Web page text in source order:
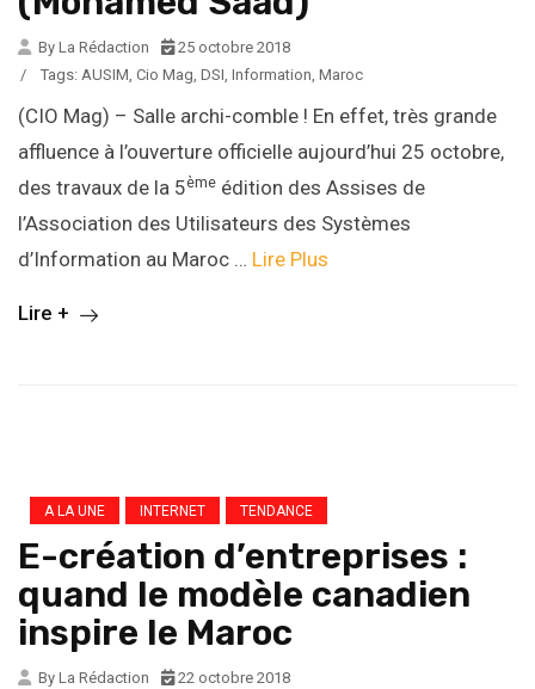
By La Rédaction
25 octobre 2018
/
Tags: AUSIM, Cio Mag, DSI, Information, Maroc
(CIO Mag) – Salle archi-comble ! En effet, très grande
affluence à l’ouverture officielle aujourd’hui 25 octobre,
des travaux de la 5ème édition des Assises de
l’Association des Utilisateurs des Systèmes
d’Information au Maroc … Lire Plus
Lire +
A LA UNE INTERNET TENDANCE
E-création d’entreprises :
quand le modèle canadien
inspire le Maroc
By La Rédaction
22 octobre 2018